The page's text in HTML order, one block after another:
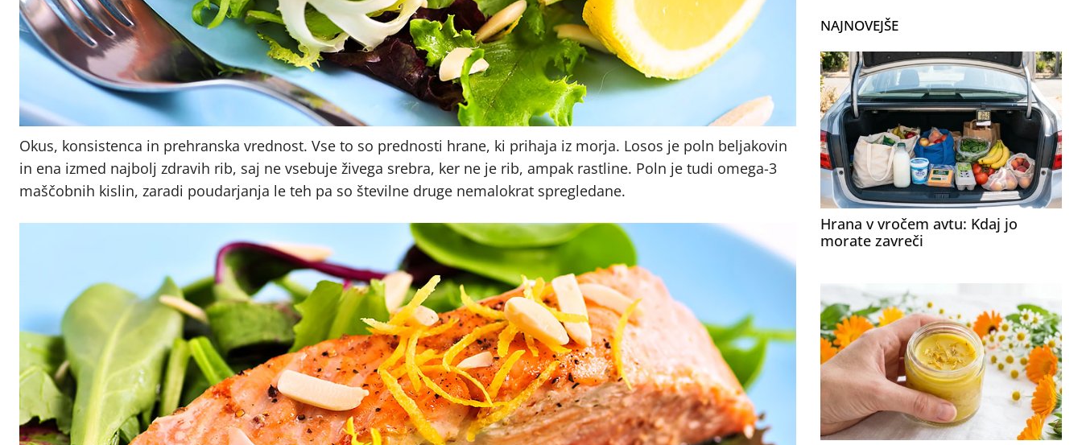
Okus, konsistenca in prehranska vrednost. Vse to so prednosti hrane, ki prihaja iz morja. Losos je poln beljakovin
in ena izmed najbolj zdravih rib, saj ne vsebuje živega srebra, ker ne je rib, ampak rastline. Poln je tudi omega-3
maščobnih kislin, zaradi poudarjanja le teh pa so številne druge nemalokrat spregledane.
NAJNOVEJŠE
Hrana v vročem avtu: Kdaj jo
morate zavreči